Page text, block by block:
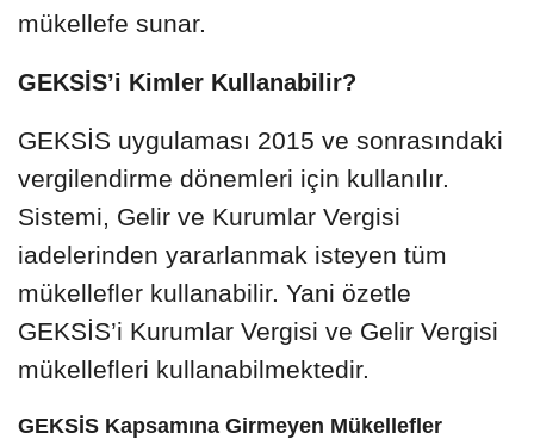
mükellefe sunar.
GEKSİS’i Kimler Kullanabilir?
GEKSİS uygulaması 2015 ve sonrasındaki
vergilendirme dönemleri için kullanılır.
Sistemi, Gelir ve Kurumlar Vergisi
iadelerinden yararlanmak isteyen tüm
mükellefler kullanabilir. Yani özetle
GEKSİS’i Kurumlar Vergisi ve Gelir Vergisi
mükellefleri kullanabilmektedir.
GEKSİS Kapsamına Girmeyen Mükellefler